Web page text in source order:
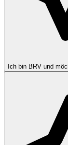
Ich bin BRV und